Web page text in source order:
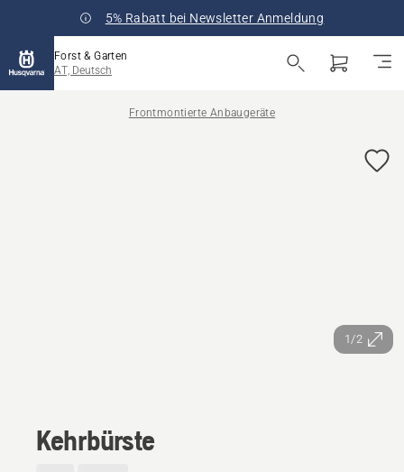
5% Rabatt bei Newsletter Anmeldung
Forst & Garten
AT, Deutsch
Frontmontierte Anbaugeräte
1/2
Kehrbürste